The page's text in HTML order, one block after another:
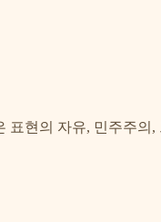
현의 자유, 민주주의,